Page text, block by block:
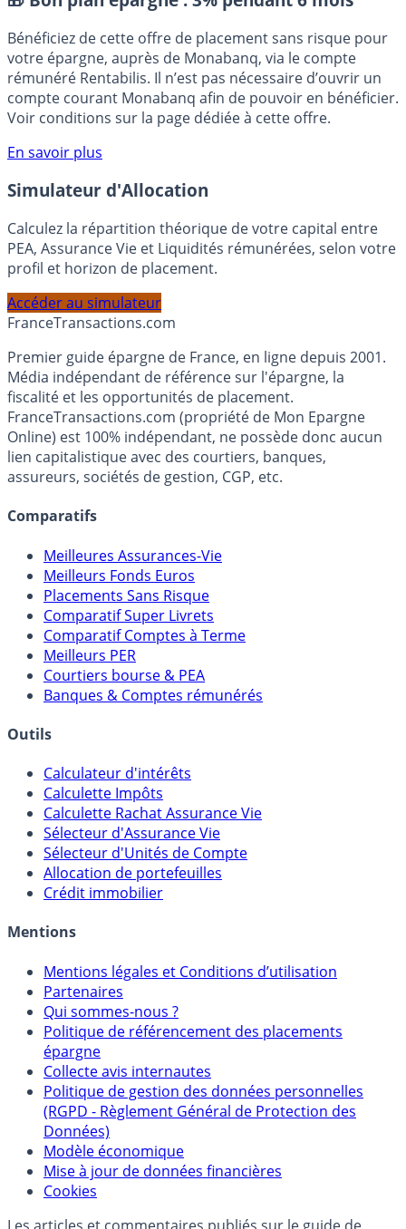
🎁 Bon plan épargne : 3% pendant 6 mois
Bénéficiez de cette offre de placement sans risque pour
votre épargne, auprès de Monabanq, via le compte
rémunéré Rentabilis. Il n’est pas nécessaire d’ouvrir un
compte courant Monabanq afin de pouvoir en bénéficier.
Voir conditions sur la page dédiée à cette offre.
En savoir plus
Simulateur d'Allocation
Calculez la répartition théorique de votre capital entre
PEA, Assurance Vie et Liquidités rémunérées, selon votre
profil et horizon de placement.
Accéder au simulateur
FranceTransactions.com
Premier guide épargne de France, en ligne depuis 2001.
Média indépendant de référence sur l'épargne, la
fiscalité et les opportunités de placement.
FranceTransactions.com (propriété de Mon Epargne
Online) est 100% indépendant, ne possède donc aucun
lien capitalistique avec des courtiers, banques,
Meilleures Assurances-Vie
Meilleurs Fonds Euros
Placements Sans Risque
Comparatif Super Livrets
Comparatif Comptes à Terme
Meilleurs PER
Courtiers bourse & PEA
Calculateur d'intérêts
Calculette Impôts
Calculette Rachat Assurance Vie
Sélecteur d'Assurance Vie
Sélecteur d'Unités de Compte
Allocation de portefeuilles
Mentions légales et Conditions d’utilisation
Partenaires
Qui sommes-nous ?
Politique de référencement des placements
épargne
Collecte avis internautes
Politique de gestion des données personnelles
(RGPD - Règlement Général de Protection des
Données)
Modèle économique
Mise à jour de données financières
Cookies